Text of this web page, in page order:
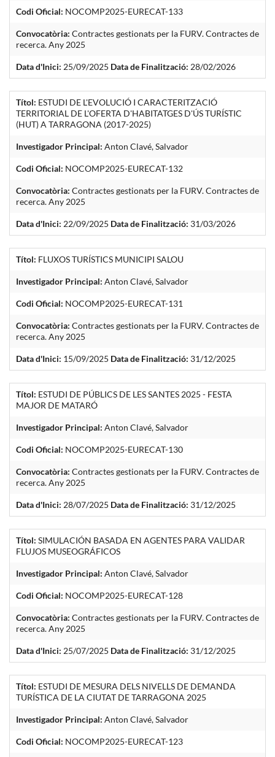
Codi Oficial: NOCOMP2025-EURECAT-133
Convocatòria: Contractes gestionats per la FURV. Contractes de
recerca. Any 2025
Data d'Inici: 25/09/2025 Data de Finalització: 28/02/2026
Títol: ESTUDI DE L'EVOLUCIÓ I CARACTERITZACIÓ
TERRITORIAL DE L'OFERTA D'HABITATGES D'ÚS TURÍSTIC
(HUT) A TARRAGONA (2017-2025)
Investigador Principal: Anton Clavé, Salvador
Codi Oficial: NOCOMP2025-EURECAT-132
Convocatòria: Contractes gestionats per la FURV. Contractes de
recerca. Any 2025
Data d'Inici: 22/09/2025 Data de Finalització: 31/03/2026
Títol: FLUXOS TURÍSTICS MUNICIPI SALOU
Investigador Principal: Anton Clavé, Salvador
Codi Oficial: NOCOMP2025-EURECAT-131
Convocatòria: Contractes gestionats per la FURV. Contractes de
recerca. Any 2025
Data d'Inici: 15/09/2025 Data de Finalització: 31/12/2025
Títol: ESTUDI DE PÚBLICS DE LES SANTES 2025 - FESTA
MAJOR DE MATARÓ
Investigador Principal: Anton Clavé, Salvador
Codi Oficial: NOCOMP2025-EURECAT-130
Convocatòria: Contractes gestionats per la FURV. Contractes de
recerca. Any 2025
Data d'Inici: 28/07/2025 Data de Finalització: 31/12/2025
Títol: SIMULACIÓN BASADA EN AGENTES PARA VALIDAR
FLUJOS MUSEOGRÁFICOS
Investigador Principal: Anton Clavé, Salvador
Codi Oficial: NOCOMP2025-EURECAT-128
Convocatòria: Contractes gestionats per la FURV. Contractes de
recerca. Any 2025
Data d'Inici: 25/07/2025 Data de Finalització: 31/12/2025
Títol: ESTUDI DE MESURA DELS NIVELLS DE DEMANDA
TURÍSTICA DE LA CIUTAT DE TARRAGONA 2025
Investigador Principal: Anton Clavé, Salvador
Codi Oficial: NOCOMP2025-EURECAT-123